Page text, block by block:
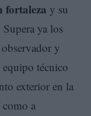
fortaleza y su
ya los
y
técnico
exterior en la
como a